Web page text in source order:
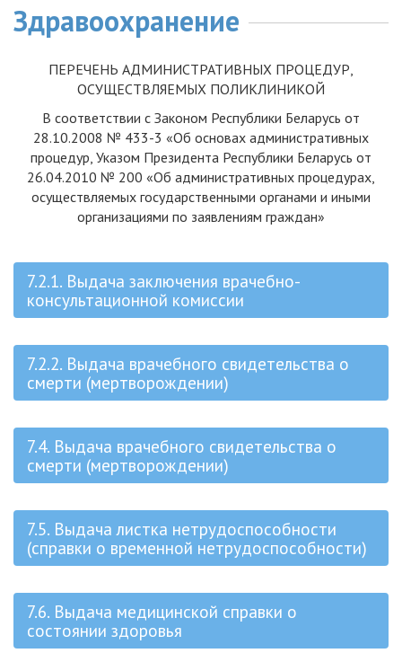
Здравоохранение
ПЕРЕЧЕНЬ АДМИНИСТРАТИВНЫХ ПРОЦЕДУР,
ОСУЩЕСТВЛЯЕМЫХ ПОЛИКЛИНИКОЙ
В соответствии с Законом Республики Беларусь от
28.10.2008 № 433-3 «Об основах административных
процедур, Указом Президента Республики Беларусь от
26.04.2010 № 200 «Об административных процедурах,
осуществляемых государственными органами и иными
организациями по заявлениям граждан»
7.2.1. Выдача заключения врачебно-
консультационной комиссии
7.2.2. Выдача врачебного свидетельства о
смерти (мертворождении)
7.4. Выдача врачебного свидетельства о
смерти (мертворождении)
7.5. Выдача листка нетрудоспособности
(справки о временной нетрудоспособности)
7.6. Выдача медицинской справки о
состоянии здоровья